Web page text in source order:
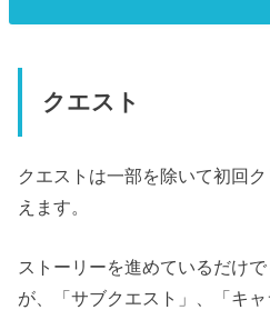
クエスト
クエストは一部を除いて初回
えます。
ストーリーを進めているだけ
が、「サブクエスト」、「キ